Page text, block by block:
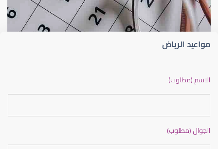
مواعيد الرياض
الاسم (مطلوب)
الجوال (مطلوب)